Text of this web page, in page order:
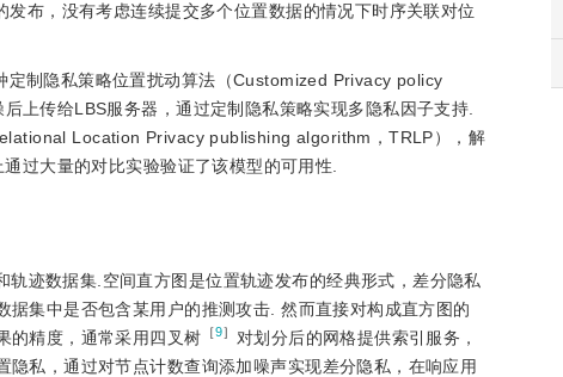
布，没有考虑连续提交多个位置数据的情况下时序关联对位
定制隐私策略位置扰动算法（Customized Privacy policy
传给LBS服务器，通过定制隐私策略实现多隐私因子支持.
Location Privacy publishing algorithm，TRLP），解
过大量的对比实验验证了该模型的可用性.
迹数据集.空间直方图是位置轨迹发布的经典形式，差分隐私
集中是否包含某用户的推测攻击. 然而直接对构成直方图的
的精度，通常采用四叉树 ［9］ 对划分后的网格提供索引服务，
私，通过对节点计数查询添加噪声实现差分隐私，在响应用